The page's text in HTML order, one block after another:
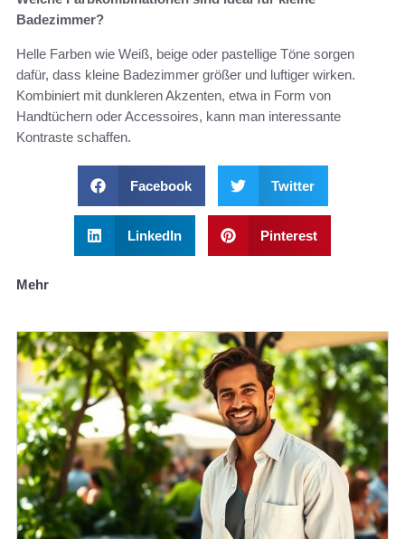
Badezimmer?
Helle Farben wie Weiß, beige oder pastellige Töne sorgen
dafür, dass kleine Badezimmer größer und luftiger wirken.
Kombiniert mit dunkleren Akzenten, etwa in Form von
Handtüchern oder Accessoires, kann man interessante
Kontraste schaffen.
Facebook Twitter
LinkedIn Pinterest
Mehr